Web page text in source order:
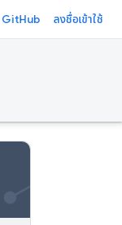
GitHub ลงชื่อเข้าใช้